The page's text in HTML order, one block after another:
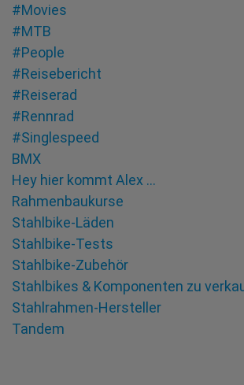
#Movies
#MTB
#People
#Reisebericht
#Reiserad
#Rennrad
#Singlespeed
BMX
Hey hier kommt Alex …
Rahmenbaukurse
Stahlbike-Läden
Stahlbike-Tests
Stahlbike-Zubehör
Stahlbikes & Komponenten zu
Stahlrahmen-Hersteller
Tandem